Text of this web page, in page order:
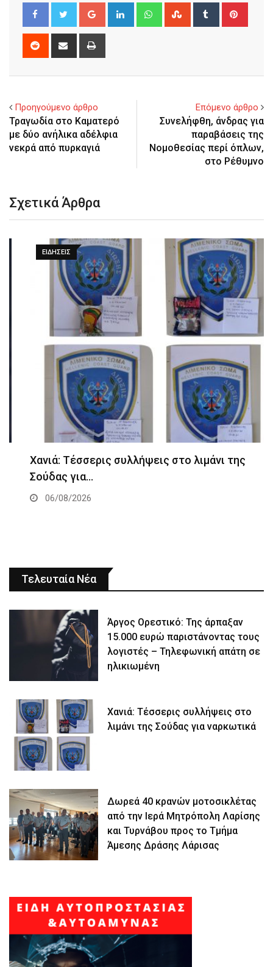
Google+ LinkedIn WhatsappStumbleUpon
Tumblr
Reddit
Share
Προηγούμενο άρθρο
Τραγωδία στο Καματερό
με δύο ανήλικα αδέλφια
νεκρά από πυρκαγιά
Επόμενο άρθρο
Συνελήφθη, άνδρας για
παραβάσεις της
Νομοθεσίας περί όπλων,
στο Ρέθυμνο
Σχετικά Άρθρα
ΕΙΔΉΣΕΙΣ
Χανιά: Τέσσερις συλλήψεις στο λιμάνι της
Σούδας για…
06/08/2026
Τελευταία Νέα
Άργος Ορεστικό: Της άρπαξαν
15.000 ευρώ παριστάνοντας τους
λογιστές – Τηλεφωνική απάτη σε
ηλικιωμένη
Χανιά: Τέσσερις συλλήψεις στο
λιμάνι της Σούδας για ναρκωτικά
Δωρεά 40 κρανών μοτοσικλέτας
από την Ιερά Μητρόπολη Λαρίσης
και Τυρνάβου προς το Τμήμα
Άμεσης Δράσης Λάρισας